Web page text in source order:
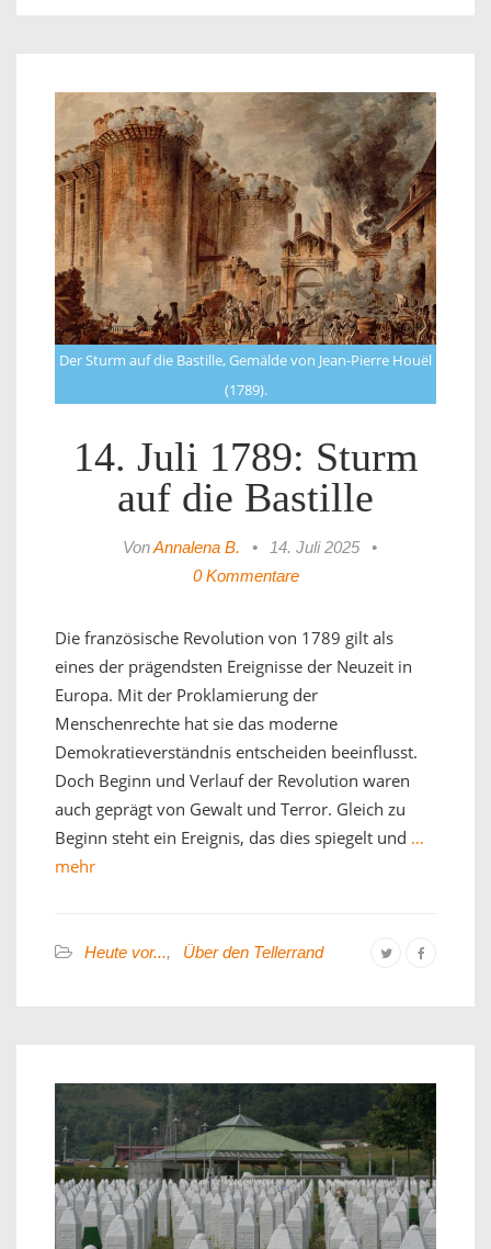
Der Sturm auf die Bastille, Gemälde von Jean-Pierre Houël
(1789).
14. Juli 1789: Sturm
auf die Bastille
VonAnnalena B. • 14. Juli 2025
•
0 Kommentare
Die französische Revolution von 1789 gilt als
eines der prägendsten Ereignisse der Neuzeit in
Europa. Mit der Proklamierung der
Menschenrechte hat sie das moderne
Demokratieverständnis entscheiden beeinflusst.
Doch Beginn und Verlauf der Revolution waren
auch geprägt von Gewalt und Terror. Gleich zu
Beginn steht ein Ereignis, das dies spiegelt und …
mehr
Heute vor..., Über den Tellerrand